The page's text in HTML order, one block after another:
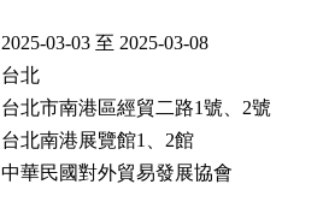
2025-03-03 至 2025-03-08
台北
台北市南港區經貿二路1號、2號
台北南港展覽館1、2館
中華民國對外貿易發展協會